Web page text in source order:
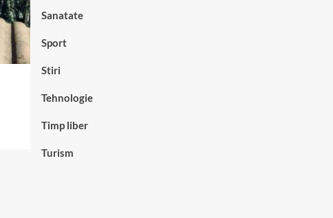
Sanatate
Sport
Stiri
Tehnologie
Timp liber
Turism